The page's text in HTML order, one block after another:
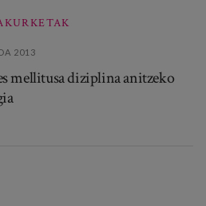
2013
mellitusa diziplina anitzeko